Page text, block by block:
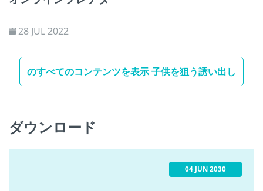
28 JUL 2022
のすべてのコンテンツを表示 子供を狙う誘い出し
ダウンロード
04 JUN 2030